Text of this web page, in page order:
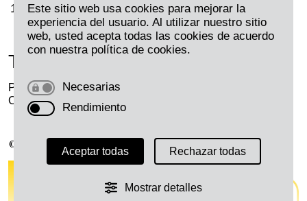
1050 Bruselas, Bélgica
© 2026 Harmon.
Twitter LinkedIn
Privacidad Aviso Legal
Canal Ético H
Este sitio web usa cookies para mejorar la
experiencia del usuario. Al utilizar nuestro sitio
web, usted acepta todas las cookies de acuerdo
con nuestra política de cookies.
Necesarias
Rendimiento
Aceptar todas Rechazar todas
Mostrar detalles